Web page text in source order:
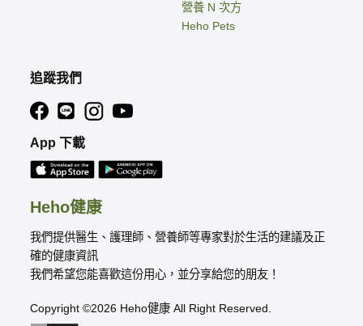
Heho健康
我們提供醫生、護理師、營養師等專家對於生活的建議及正
確的健康資訊
我們希望您能喜歡這份用心，並分享給您的朋友！
Copyright ©2026 Heho健康 All Right Reserved.
營養 N 次方
Heho Pets
追蹤我們
App 下載